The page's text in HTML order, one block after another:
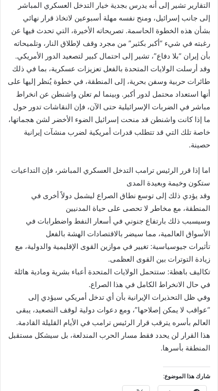
التقارير تشير إلى أنه يدرس بجدية خيار التدخل العسكري المباشر
إلى جانب إسرائيل، ومنح نفسه مهلة أسبوعين لاتخاذ قرار نهائي
بشأن هذه الخطوة الحاسمة. تصريحاته الأخيرة، التي تحدث فيها عن
رغبته في شيء “أكبر بكثير” من مجرد وقف لإطلاق النار، وتلميحاته
بأن إيران “بلا دفاع”، تشير إلى احتمال كبير لتصعيد الدور الأمريكي.
وقد أرسلت الولايات المتحدة بالفعل تعزيزات عسكرية، بما في ذلك
طائرات حربية وسفن بحرية، إلى المنطقة، في خطوة يُنظر إليها على
أنها استعداد محتمل لدور أكبر. وبينما لم تعلن واشنطن عن انخراط
مباشر في الضربات الإسرائيلية حتى الآن، فإن النقاشات تدور حول
ما إذا كانت واشنطن قد منحت إسرائيل الضوء الأخضر لشن هجماتها،
خاصة تلك التي قد تتطلب قدرات أمريكية لضرب منشآت إيرانية
حصينة.
اما إذا قرر الرئيس ترامب التدخل العسكري المباشر، فإن التداعيات
ستكون وخيمة وبعيدة المدى
وقد يؤدي ذلك إلى توسع نطاق الصراع ليشمل دولاً أخرى في
المنطقة، مع مخاطر لا تحصى على حياة المدنيين
وسيسبب ذلك بارتفاع جنوني في أسعار النفط واضطرابات في
الأسواق العالمية، مما سيضر بالاقتصادات الهشة بالفعل
تأثيرات جيوسياسية: تغيير في موازين القوى الإقليمية والدولية، مع
زيادة التوترات بين القوى العظمى.
تكاليف باهظة: ستتحمل الولايات المتحدة أعباء بشرية ومادية هائلة
في حال الانخراط الكامل في هذا الصراع.
وفي ظل التحذيرات الإيرانية بأن أي تدخل أمريكي سيؤدي إلى
“عواقب لا يمكن إصلاحها”، ومع دعوات دولية لوقف التصعيد، يبقى
العالم بأسره يترقب قرار الرئيس ترامب في الأيام القليلة القادمة.
هذا القرار لن يحدد فقط مسار الحرب المندلعة، بل سيشكل مستقبل
المنطقة بأسرها.
شارك هذا الموضوع: